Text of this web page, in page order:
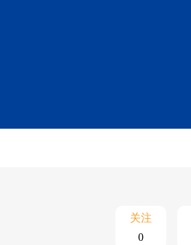
关注
0